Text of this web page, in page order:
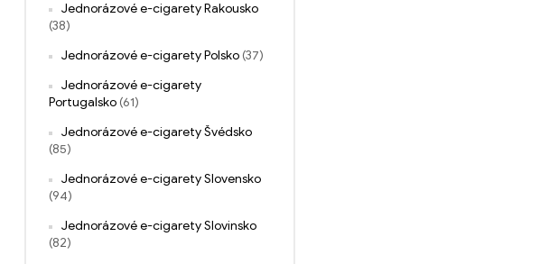
Jednorázové e-cigarety Rakousko
(38)
Jednorázové e-cigarety Polsko (37)
Jednorázové e-cigarety
Portugalsko (61)
Jednorázové e-cigarety Švédsko
(85)
Jednorázové e-cigarety Slovensko
(94)
Jednorázové e-cigarety Slovinsko
(82)